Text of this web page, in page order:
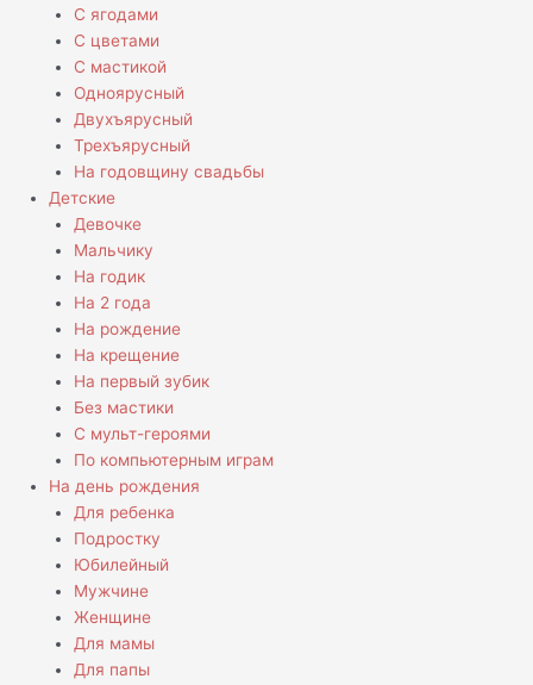
С ягодами
С цветами
С мастикой
Одноярусный
Двухъярусный
Трехъярусный
На годовщину свадьбы
Детские
Девочке
Мальчику
На годик
На 2 года
На рождение
На крещение
На первый зубик
Без мастики
С мульт-героями
По компьютерным играм
На день рождения
Для ребенка
Подростку
Юбилейный
Мужчине
Женщине
Для мамы
Для папы